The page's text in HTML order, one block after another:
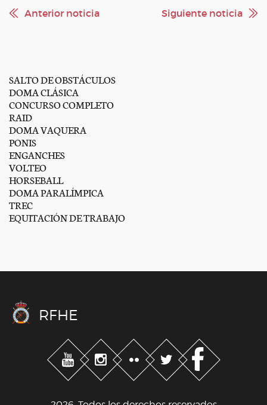
Anterior noticia Siguiente noticia
SALTO DE OBSTÁCULOS
DOMA CLÁSICA
CONCURSO COMPLETO
RAID
DOMA VAQUERA
PONIS
ENGANCHES
VOLTEO
HORSEBALL
DOMA PARALÍMPICA
TREC
EQUITACIÓN DE TRABAJO
RFHE